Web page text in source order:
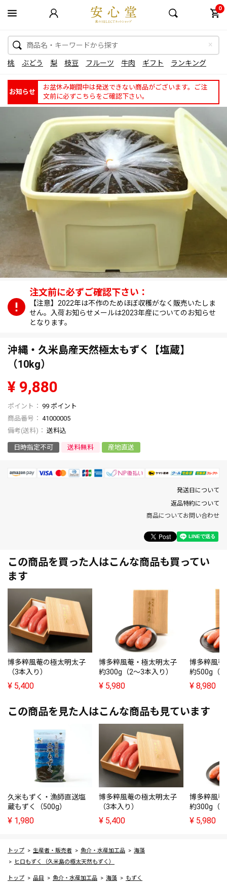
0
桃 ぶどう 梨 枝豆 フルーツ 牛肉 ギフト ランキング
お知らせ
お盆休み期間中は発送できない商品がございます。ご注
文前に必ずこちらをご確認下さい。
【注意】2022年は不作のためほぼ収穫がなく販売いたしま
せん。入荷お知らせメールは2023年産についてのお知らせ
となります。
沖縄・久米島産天然極太もずく【塩蔵】
（10kg）
¥ 9,880
99 ポイント
商品番号
41000005
送料込
日時指定不可 送料無料 産地直送
発送日について
返品特約について
商品についてお問い合わせ
この商品を買った人はこんな商品も買ってい
ます
博多粹風菴の極太明太子
（3本入り）
¥ 5,400
博多粹風菴・極太明太子
約300g（2～3本入り）
¥ 5,980
博多粹風
約500g（4
¥ 8,980
この商品を見た人はこんな商品も見ています
久米もずく・漁師直送塩
蔵もずく（500g）
¥ 1,980
博多粹風菴の極太明太子
（3本入り）
¥ 5,400
博多粹風
約300g（2
¥ 5,980
トップ 生産者・販売者 魚介・水産加工品
海藻
ヒロもずく（久米島の極太天然もずく）
トップ 品目 魚介・水産加工品 海藻 もずく